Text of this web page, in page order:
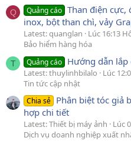
Q Quảng cáo Than điện cực,
inox, bột than chì, vảy
Latest: quanglan
Lúc 16:13
Bảo hiểm hàng hóa
T Quảng cáo Hướng dẫn
Latest: thuylinhbilalo
Lúc
Tin tức cập nhật
Chia sẻ Phân biệt tóc giả
hợp chi tiết
Latest: Thiết bị máy ảnh
Lúc
Dịch vụ doanh nghiệp xuất